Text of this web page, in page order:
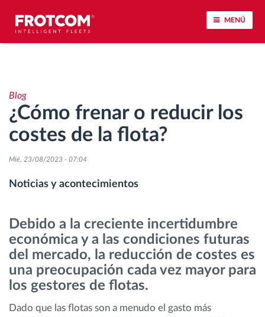
MENÚ
Análisis de la conducta en la conducción
Seguimiento del tiempo de conducción
Gestión de plantilla
Control de acceso
Gestión de combustible
Planificación y seguimiento de rutas
Blog
¿Cómo frenar o reducir los
costes de la flota?
Mié, 23/08/2023 - 07:04
Noticias y acontecimientos
Debido a la creciente incertidumbre
económica y a las condiciones futuras
del mercado, la reducción de costes es
una preocupación cada vez mayor para
los gestores de flotas.
Dado que las flotas son a menudo el gasto más